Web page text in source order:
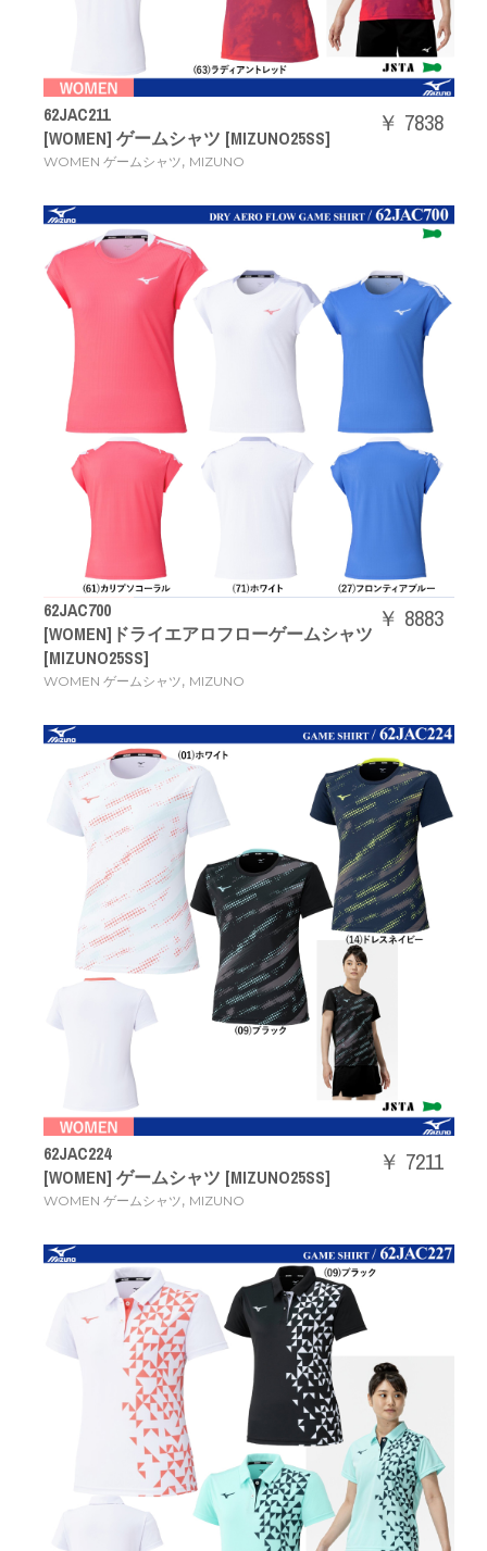
62JAC211
[WOMEN] ゲームシャツ [MIZUNO25SS]
WOMEN ゲームシャツ, MIZUNO
￥ 7838
62JAC700
[WOMEN]ドライエアロフローゲームシャツ
[MIZUNO25SS]
WOMEN ゲームシャツ, MIZUNO
￥ 8883
62JAC224
[WOMEN] ゲームシャツ [MIZUNO25SS]
WOMEN ゲームシャツ, MIZUNO
￥ 7211